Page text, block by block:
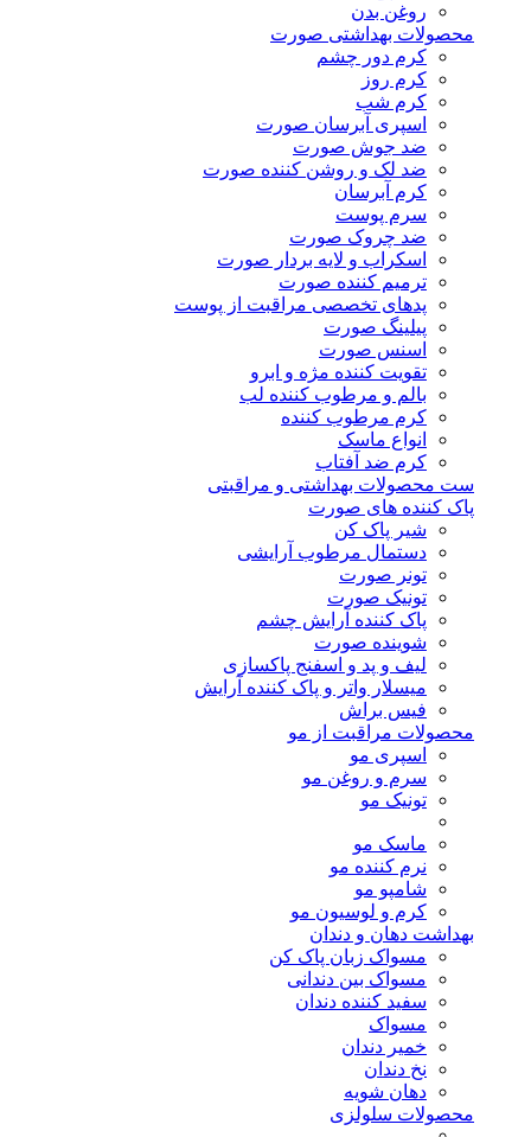
روغن بدن
محصولات بهداشتی صورت
کرم دور چشم
کرم روز
کرم شب
اسپری آبرسان صورت
ضد جوش صورت
ضد لک و روشن کننده صورت
کرم آبرسان
سرم پوست
ضد چروک صورت
اسکراب و لایه بردار صورت
ترمیم کننده صورت
پدهای تخصصی مراقبت از پوست
پیلینگ صورت
اسنس صورت
تقویت کننده مژه و ابرو
بالم و مرطوب کننده لب
کرم مرطوب کننده
انواع ماسک
کرم ضد آفتاب
ست محصولات بهداشتی و مراقبتی
پاک کننده های صورت
شیر پاک کن
دستمال مرطوب آرایشی
تونر صورت
تونیک صورت
پاک کننده آرایش چشم
شوینده صورت
لیف و پد و اسفنج پاکسازی
میسلار واتر و پاک کننده آرایش
فیس براش
محصولات مراقبت از مو
اسپری مو
سرم و روغن مو
تونیک مو
ماسک مو
نرم کننده مو
شامپو مو
کرم و لوسیون مو
بهداشت دهان و دندان
مسواک زبان پاک کن
مسواک بین دندانی
سفید کننده دندان
مسواک
خمیر دندان
نخ دندان
دهان شویه
محصولات سلولزی